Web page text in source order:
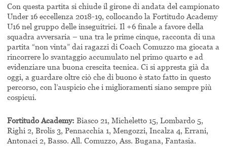
Con questa partita si chiude il girone di andata del campionato
Under 16 eccellenza 2018-19, collocando la Fortitudo Academy
U16 nel gruppo delle inseguitrici. Il +6 finale a favore della
squadra avversaria – una tra le prime cinque, racconta di una
partita “non vinta” dai ragazzi di Coach Comuzzo ma giocata a
rincorrere lo svantaggio accumulato nel primo quarto e ad
evidenziare una buona crescita tecnica. Ci si appresta già da
oggi, a guardare oltre ciò che di buono è stato fatto in questo
percorso, con l’auspicio che i miglioramenti siano sempre più
cospicui.
Fortitudo Academy: Biasco 21, Micheletto 15, Lombardo 5,
Righi 2, Brolis 3, Pennacchia 1, Mengozzi, Incalza 4, Errani,
Antonaci 2, Basso.All. Comuzzo, Ass. Bugana, Fantasia.